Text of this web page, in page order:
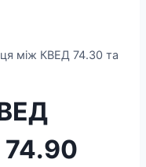
між КВЕД 74.30 та